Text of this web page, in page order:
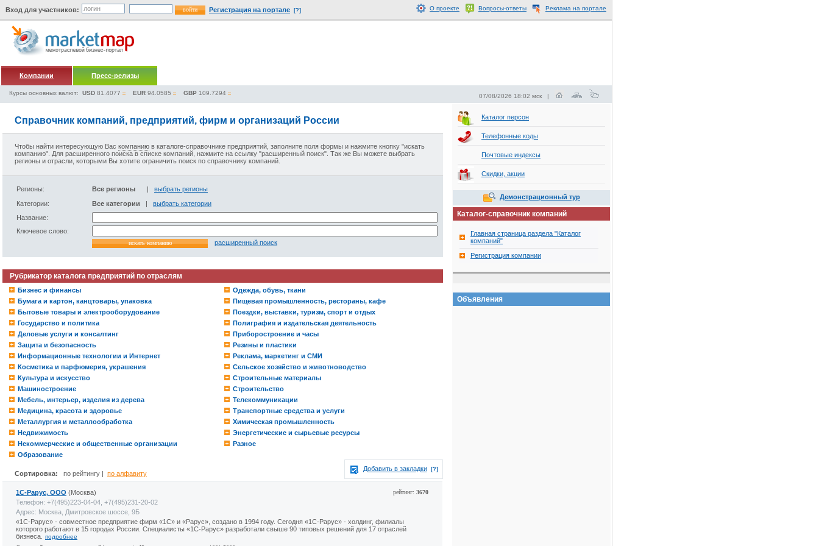
Вход для участников: Регистрация на портале [?] О проекте Вопросы-ответы Реклама на портале
Компании Пресс-релизы
07/08/2026 18:02 мск |
Курсы основных валют: USD 81.4077 EUR 94.0585 GBP 109.7294
Справочник компаний, предприятий, фирм и организаций России
Чтобы найти интересующую Вас компанию в каталоге-справочнике предприятий , заполните поля формы и нажмите кнопку "искать
компанию". Для расширенного поиска в списке компаний , нажмите на ссылку "расширенный поиск". Так же Вы можете выбрать
регионы и отрасли, которыми Вы хотите ограничить поиск по справочнику компаний
Регионы: Все регионы | выбрать регионы
Категории:
Все категории | выбрать категории
Название:
Ключевое слово:
расширенный поиск
Рубрикатор каталога предприятий по отраслям
Бизнес и финансы
Бумага и картон, канцтовары, упаковка
Бытовые товары и электрооборудование
Государство и политика
Деловые услуги и консалтинг
Защита и безопасность
Информационные технологии и Интернет
Косметика и парфюмерия, украшения
Культура и искусство
Машиностроение
Мебель, интерьер, изделия из дерева
Медицина, красота и здоровье
Металлургия и металлообработка
Недвижимость
Некоммерческие и общественные организации
Образование
Одежда, обувь, ткани
Пищевая промышленность, рестораны, кафе
Поездки, выставки, туризм, спорт и отдых
Полиграфия и издательская деятельность
Приборостроение и часы
Резины и пластики
Реклама, маркетинг и СМИ
Сельское хозяйство и животноводство
Строительные материалы
Строительство
Телекоммуникации
Транспортные средства и услуги
Химическая промышленность
Энергетические и сырьевые ресурсы
Разное
Сортировка: по рейтингу | по алфавиту
Добавить в закладки [?]
рейтинг: 3670
1С-Рарус, ООО (Москва)
Телефон: +7(495)223-04-04, +7(495)231-20-02
Адрес: Москва, Дмитровское шоссе, 9Б
«1С-Рарус» - совместное предприятие фирм «1С» и «Рарус», создано в 1994 году. Сегодня «1С-Рарус» - холдинг, филиалы
которого работают в 15 городах России. Специалисты «1С-Рарус» разработали свыше 90 типовых решений для 17 отраслей
бизнеса.
подробнее
Каталог персон
Телефонные коды
Почтовые индексы
Скидки, акции
Демонстрационный тур
Каталог-справочник компаний
Главная страница раздела "Каталог
компаний"
Регистрация компании
Объявления